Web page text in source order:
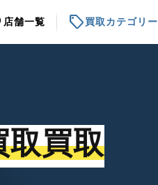
店舗一覧 sell買取カテゴリー
取買取